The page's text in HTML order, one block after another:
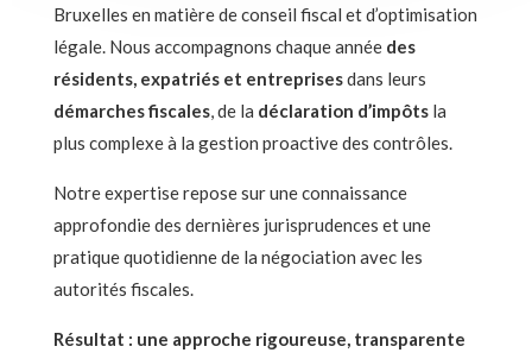
Bruxelles en matière de conseil fiscal et d’optimisation
légale. Nous accompagnons chaque année des
résidents, expatriés et entreprisesdans leurs
démarches fiscales, de la déclaration d’impôtsla
plus complexe à la gestion proactive des contrôles.
Notre expertise repose sur une connaissance
approfondie des dernières jurisprudences et une
pratique quotidienne de la négociation avec les
autorités fiscales.
Résultat : une approche rigoureuse, transparente